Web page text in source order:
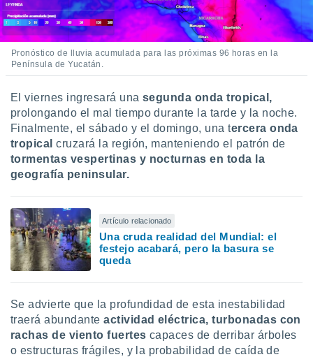
su
u
datos
momento
en
en
de
un
o acceder
perfiles
utilizar
Pronóstico de lluvia acumulada para las próximas 96 horas en la
Península de Yucatán.
El viernes ingresará una segunda onda tropical,
prolongando el mal tiempo durante la tarde y la noche.
Finalmente, el sábado y el domingo, una tercera onda
tropical cruzará la región, manteniendo el patrón de
tormentas vespertinas y nocturnas en toda la
geografía peninsular.
Artículo relacionado
Una cruda realidad del Mundial: el
festejo acabará, pero la basura se
queda
Se advierte que la profundidad de esta inestabilidad
traerá abundanteactividad eléctrica, turbonadas con
rachas de viento fuertes capaces de derribar árboles
o estructuras frágiles, y la probabilidad de caída de